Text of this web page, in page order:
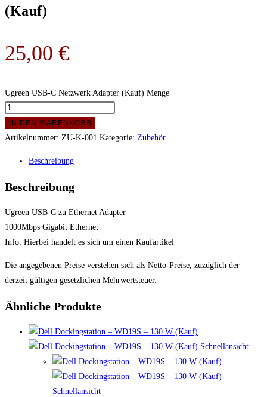
(Kauf)
25,00 €
Ugreen USB-C Netzwerk Adapter (Kauf) Menge
IN DEN WARENKORB
Artikelnummer: ZU-K-001 Kategorie: Zubehör
Beschreibung
Beschreibung
Ugreen USB-C zu Ethernet Adapter
1000Mbps Gigabit Ethernet
Info: Hierbei handelt es sich um einen Kaufartikel
Die angegebenen Preise verstehen sich als Netto-Preise, zuzüglich der
derzeit gültigen gesetzlichen Mehrwertsteuer.
Ähnliche Produkte
Schnellansicht
Schnellansicht